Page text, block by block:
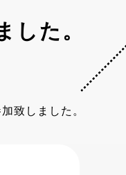
た。
致しました。